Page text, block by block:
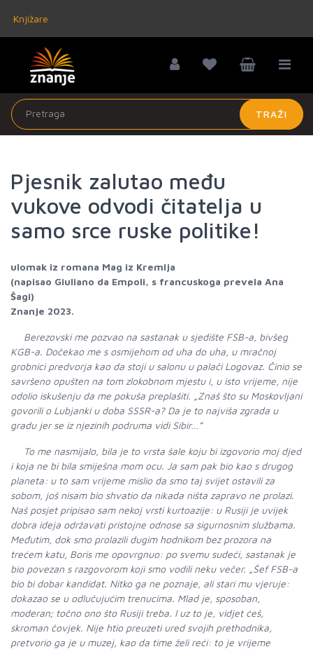
Knjižare
TRAŽI
Pjesnik zalutao među
vukove odvodi čitatelja u
samo srce ruske politike!
ulomak iz romana Mag iz Kremlja
(napisao Giuliano da Empoli, s francuskoga prevela Ana
Šagi)
Znanje 2023.
Berezovski me pozvao na sastanak u sjedište FSB-a, bivšeg
KGB-a. Dočekao me s osmijehom od uha do uha, u mračnoj
grobnici predvorja kao da stoji u salonu u palači Logovaz. Činio se
savršeno opušten na tom zlokobnom mjestu i, u isto vrijeme, nije
odolio iskušenju da me pokuša preplašiti. „Znaš što su Moskovljani
govorili o Lubjanki u doba SSSR-a? Da je to najviša zgrada u
gradu jer se iz njezinih podruma vidi Sibir…”
To me nasmijalo, bila je to vrsta šale koju bi izgovorio moj djed
i koja ne bi bila smiješna mom ocu. Ja sam pak bio kao s drugog
planeta: u to sam vrijeme mislio da smo taj svijet ostavili za
sobom, još nisam bio shvatio da nikada ništa zapravo ne prolazi.
Naš posjet pripisao sam nekoj vrsti kurtoazije: u Rusiji je uvijek
dobra ideja održavati pristojne odnose sa sigurnosnim službama.
Međutim, dok smo prolazili dugim hodnikom bez prozora na
trećem katu, Boris me opovrgnuo: po svemu sudeći, sastanak je
bio povezan s razgovorom koji smo vodili neku večer. „Šef FSB-a
bio bi dobar kandidat. Nitko ga ne poznaje, ali stari mu vjeruje:
dokazao se u odlučujućim trenucima. Mlad je, sposoban,
moderan; točno ono što Rusiji treba. I uz to je, vidjet ćeš,
skroman čovjek. Nije htio preuzeti ured svojih prethodnika,
pretvorio ga je u muzej, kao da time želi reći: to je vrijeme